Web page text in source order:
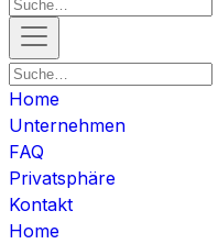
Home
Unternehmen
FAQ
Privatsphäre
Kontakt
Home